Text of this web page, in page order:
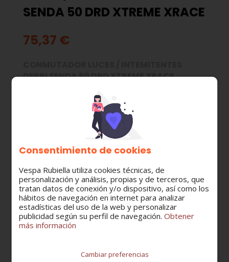
SENDA 50 DRD XTREME XRACE
75,37 €
DERBI SENDA 50 DRD XTREME XRACE
CATEGORÍA:
Cantidad
Consentimiento de cookies
Vespa Rubiella utiliza cookies técnicas, de
personalización y análisis, propias y de terceros, que
tratan datos de conexión y/o dispositivo, así como los
hábitos de navegación en internet para analizar
estadísticas del uso de la web y personalizar
publicidad según su perfil de navegación.Obtener
más información
Cambiar preferencias